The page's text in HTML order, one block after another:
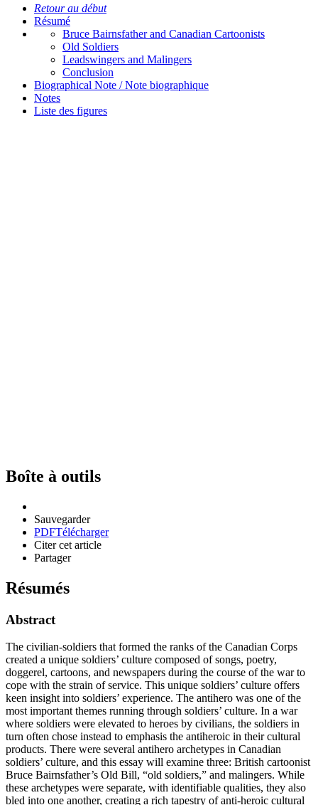
Retour au début
Résumé
Bruce Bairnsfather and Canadian Cartoonists
Old Soldiers
Leadswingers and Malingers
Conclusion
Biographical Note / Note biographique
Notes
Liste des figures
Boîte à outils
Sauvegarder
PDFTélécharger
Citer cet article
Partager
Résumés
Abstract
The civilian-soldiers that formed the ranks of the Canadian Corps
created a unique soldiers’ culture composed of songs, poetry,
doggerel, cartoons, and newspapers during the course of the war to
cope with the strain of service. This unique soldiers’ culture offers
keen insight into soldiers’ experience. The antihero was one of the
most important themes running through soldiers’ culture. In a war
where soldiers were elevated to heroes by civilians, the soldiers in
turn often chose instead to emphasis the antiheroic in their cultural
products. There were several antihero archetypes in Canadian
soldiers’ culture, and this essay will examine three: British cartoonist
Bruce Bairnsfather’s Old Bill, “old soldiers,” and malingers. While
these archetypes were separate, with identifiable qualities, they also
bled into one another, creating a rich tapestry of anti-heroic cultural